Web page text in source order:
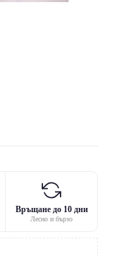
Връщане до 10 дни
Лесно и бързо